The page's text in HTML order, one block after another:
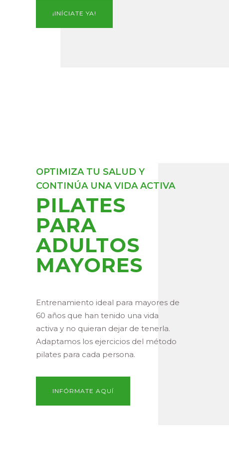
¡INÍCIATE YA!
OPTIMIZA TU SALUD Y
CONTINÚA UNA VIDA ACTIVA
PILATES
PARA
ADULTOS
MAYORES
Entrenamiento ideal para mayores de
60 años que han tenido una vida
activa y no quieran dejar de tenerla.
Adaptamos los ejercicios del método
pilates para cada persona.
INFÓRMATE AQUÍ